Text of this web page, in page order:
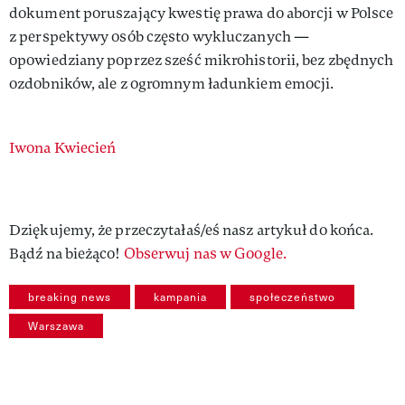
dokument poruszający kwestię prawa do aborcji w Polsce
z perspektywy osób często wykluczanych —
opowiedziany poprzez sześć mikrohistorii, bez zbędnych
ozdobników, ale z ogromnym ładunkiem emocji.
Authors
Iwona Kwiecień
Dziękujemy, że przeczytałaś/eś nasz artykuł do końca.
Bądź na bieżąco! Obserwuj nas w Google.
breaking news kampania społeczeństwo
Warszawa